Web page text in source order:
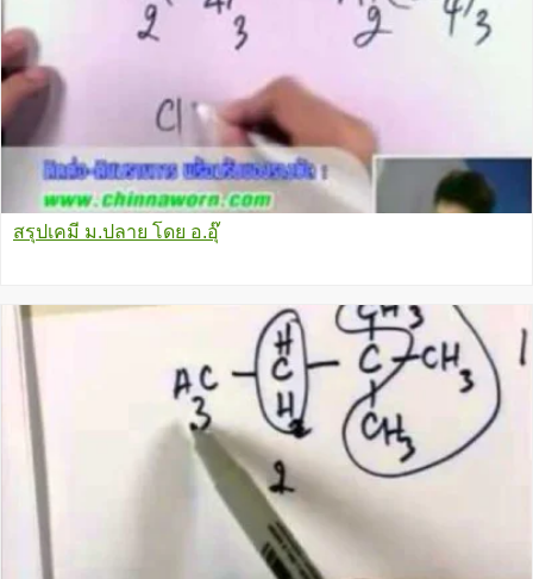
สรุปเคมี ม.ปลาย โดย อ.อุ๊